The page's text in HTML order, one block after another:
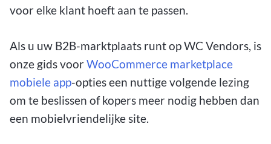
voor elke klant hoeft aan te passen.
Als u uw B2B-marktplaats runt op WC Vendors, is
onze gids voorWooCommerce marketplace
mobiele app-opties een nuttige volgende lezing
om te beslissen of kopers meer nodig hebben dan
een mobielvriendelijke site.